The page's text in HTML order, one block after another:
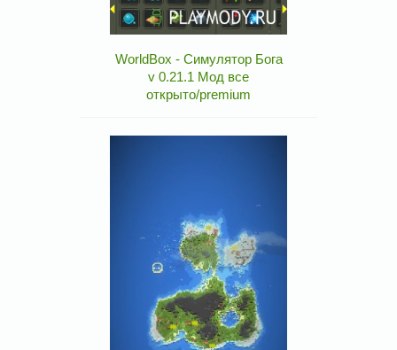
WorldBox - Симулятор Бога
v 0.21.1 Мод все
открыто/premium